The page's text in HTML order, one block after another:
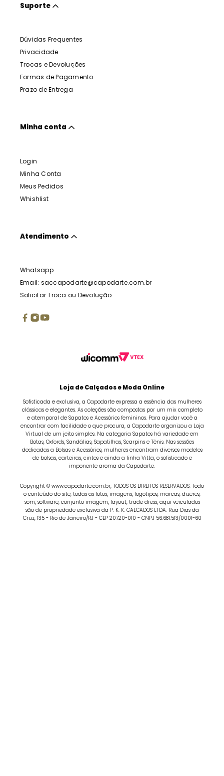
Suporte
Dúvidas Frequentes
Privacidade
Trocas e Devoluções
Formas de Pagamento
Prazo de Entrega
Minha conta
Login
Minha Conta
Meus Pedidos
Whishlist
Atendimento
Whatsapp
Email: saccapodarte@capodarte.com.br
Solicitar Troca ou Devolução
Loja de Calçados e Moda Online
Sofisticada e exclusiva, a Capodarte expressa a essência das mulheres
clássicas e elegantes. As coleções são compostas por um mix completo
e atemporal de Sapatos e Acessórios femininos. Para ajudar você a
encontrar com facilidade o que procura, a Capodarte organizou a Loja
Virtual de um jeito simples. Na categoria Sapatos há variedade em
Botas, Oxfords, Sandálias, Sapatilhas, Scarpins e Tênis. Nas sessões
dedicadas a Bolsas e Acessórios, mulheres encontram diversos modelos
de bolsas, carteiras, cintos e ainda a linha Vitta, o sofisticado e
imponente aroma da Capodarte.
Copyright © www.capodarte.com.br, TODOS OS DIREITOS RESERVADOS. Todo
o conteúdo do site, todas as fotos, imagens, logotipos, marcas, dizeres,
som, software, conjunto imagem, layout, trade dress, aqui veiculados
são de propriedade exclusiva da P. K. K. CALCADOS LTDA. Rua Dias da
Cruz, 135 - Rio de Janeiro/RJ - CEP 20720-010 - CNPJ 56.681.513/0001-60